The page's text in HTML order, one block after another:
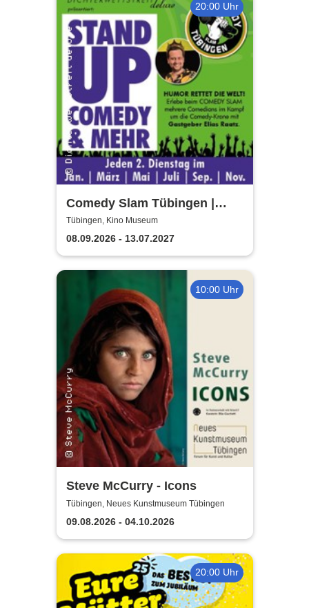
20:00 Uhr
Comedy Slam Tübingen |
Präsentiert von Gastgeber
Elias Raatz
Tübingen, Kino Museum
08.09.2026 - 13.07.2027
10:00 Uhr
Steve McCurry - Icons
Tübingen, Neues Kunstmuseum Tübingen
09.08.2026 - 04.10.2026
20:00 Uhr